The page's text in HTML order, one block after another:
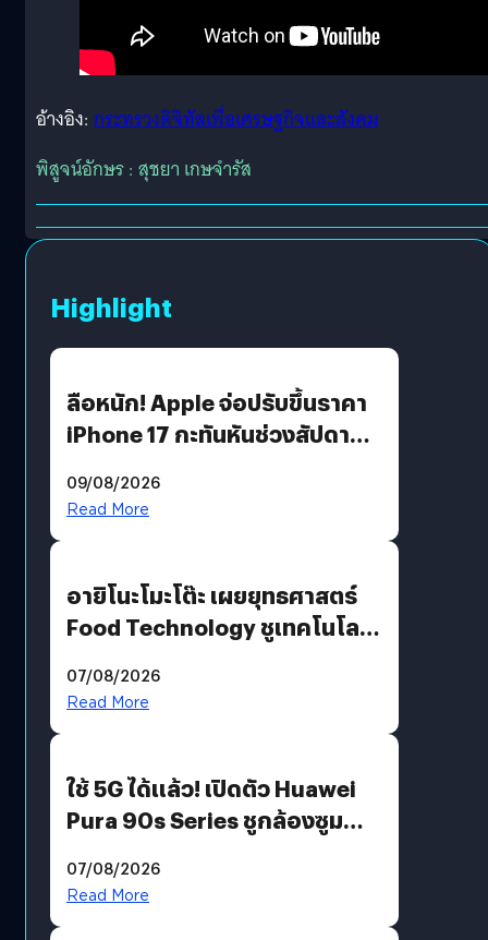
อ้างอิง: กระทรวงดิจิทัลเพื่อเศรษฐกิจและสังคม
พิสูจน์อักษร : สุชยา เกษจำรัส
Highlight
ลือหนัก! Apple จ่อปรับขึ้นราคา
iPhone 17 กะทันหันช่วงสัปดาห์ที่
09/08/2026
Read More
อายิโนะโมะโต๊ะ เผยยุทธศาสตร์
Food Technology ชูเทคโนโลยี
บริโภคและ B2B
07/08/2026
Read More
ใช้ 5G ได้แล้ว! เปิดตัว Huawei
Pura 90s Series ชูกล้องซูม
07/08/2026
Read More